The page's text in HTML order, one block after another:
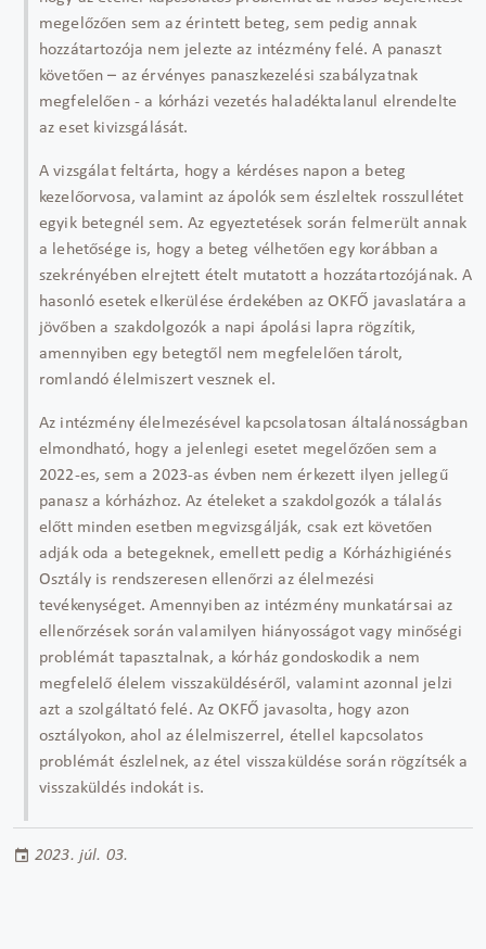
megelőzően sem az érintett beteg, sem pedig annak
hozzátartozója nem jelezte az intézmény felé. A panaszt
követően – az érvényes panaszkezelési szabályzatnak
megfelelően - a kórházi vezetés haladéktalanul elrendelte
az eset kivizsgálását.
A vizsgálat feltárta, hogy a kérdéses napon a beteg
kezelőorvosa, valamint az ápolók sem észleltek rosszullétet
egyik betegnél sem. Az egyeztetések során felmerült annak
a lehetősége is, hogy a beteg vélhetően egy korábban a
szekrényében elrejtett ételt mutatott a hozzátartozójának. A
hasonló esetek elkerülése érdekében az OKFŐ javaslatára a
jövőben a szakdolgozók a napi ápolási lapra rögzítik,
amennyiben egy betegtől nem megfelelően tárolt,
romlandó élelmiszert vesznek el.
Az intézmény élelmezésével kapcsolatosan általánosságban
elmondható, hogy a jelenlegi esetet megelőzően sem a
2022-es, sem a 2023-as évben nem érkezett ilyen jellegű
panasz a kórházhoz. Az ételeket a szakdolgozók a tálalás
előtt minden esetben megvizsgálják, csak ezt követően
adják oda a betegeknek, emellett pedig a Kórházhigiénés
Osztály is rendszeresen ellenőrzi az élelmezési
tevékenységet. Amennyiben az intézmény munkatársai az
ellenőrzések során valamilyen hiányosságot vagy minőségi
problémát tapasztalnak, a kórház gondoskodik a nem
megfelelő élelem visszaküldéséről, valamint azonnal jelzi
azt a szolgáltató felé. Az OKFŐ javasolta, hogy azon
osztályokon, ahol az élelmiszerrel, étellel kapcsolatos
problémát észlelnek, az étel visszaküldése során rögzítsék a
visszaküldés indokát is.
2023. júl. 03.